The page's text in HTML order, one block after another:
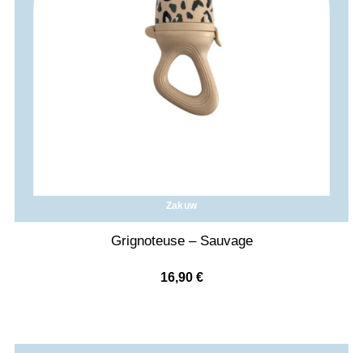
Zakuw
Grignoteuse – Sauvage
16,90 €